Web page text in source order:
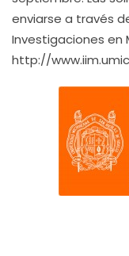
enviarse a través
Investigaciones en
http://